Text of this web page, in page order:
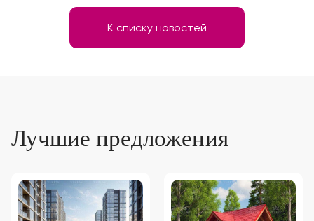
К списку новостей
Лучшие предложения